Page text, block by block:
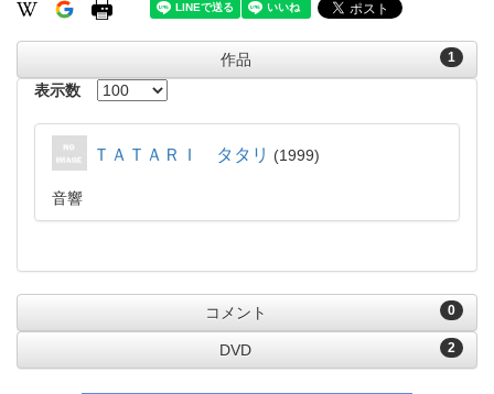
1
作品
表示数
ＴＡＴＡＲＩ タタリ 1999
音響
0
コメント
2
DVD